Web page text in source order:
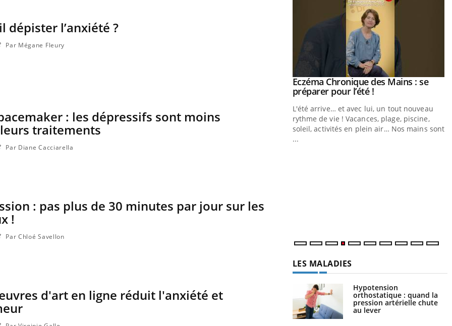
dépister l’anxiété ?
Par Mégane Fleury
: les dépressifs sont moins
traitements
Par Diane Cacciarella
: pas plus de 30 minutes par jour sur les
!
Par Chloé Savellon
d'art en ligne réduit l'anxiété et
alopécie… Les symptômes de la
en fer sont multiples ce qui la rend
reste entourée d'idées reçues chez les
Youtube
Eczéma Chronique des Mains : se
préparer pour l’été !Youtube
L'été arrive… et avec lui, un tout nouveau
rythme de vie ! Vacances, plage, piscine,
soleil, activités en plein air… Nos mains sont
...
LES MALADIES
Hypotension
orthostatique : quand la
pression artérielle chute
au lever